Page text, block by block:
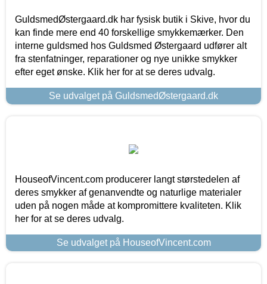
GuldsmedØstergaard.dk har fysisk butik i Skive, hvor du
kan finde mere end 40 forskellige smykkemærker. Den
interne guldsmed hos Guldsmed Østergaard udfører alt
fra stenfatninger, reparationer og nye unikke smykker
efter eget ønske. Klik her for at se deres udvalg.
Se udvalget på GuldsmedØstergaard.dk
HouseofVincent.com producerer langt størstedelen af
deres smykker af genanvendte og naturlige materialer
uden på nogen måde at kompromittere kvaliteten. Klik
her for at se deres udvalg.
Se udvalget på HouseofVincent.com